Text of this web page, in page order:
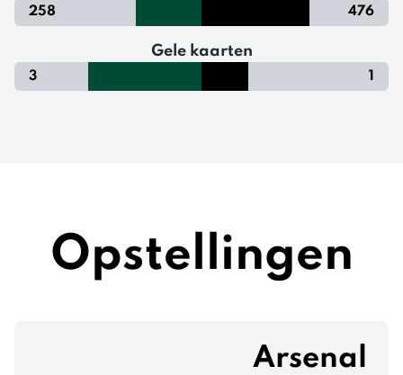
258 476
Gele kaarten
3 1
Opstellingen
Arsenal